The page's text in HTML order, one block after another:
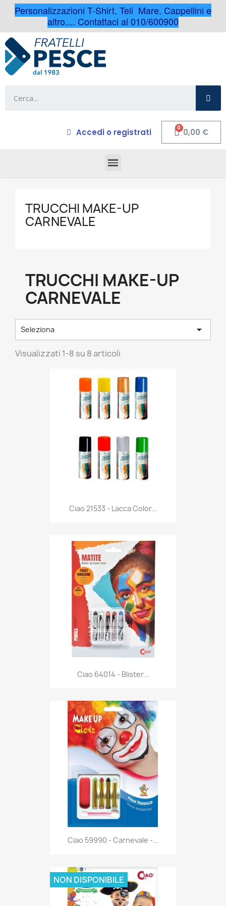
Personalizzazioni T-Shirt, Teli Mare, Cappellini e
altro.... Contattaci al 010/600900
Accedi o registrati 0,00 €
TRUCCHI MAKE-UP
CARNEVALE
TRUCCHI MAKE-UP
CARNEVALE
Seleziona 
Visualizzati 1-8 su 8 articoli
Anteprima
Ciao 21533 - Lacca Color...
Anteprima
Ciao 64014 - Blister...
Anteprima
Ciao 59990 - Carnevale -...
NON DISPONIBILE